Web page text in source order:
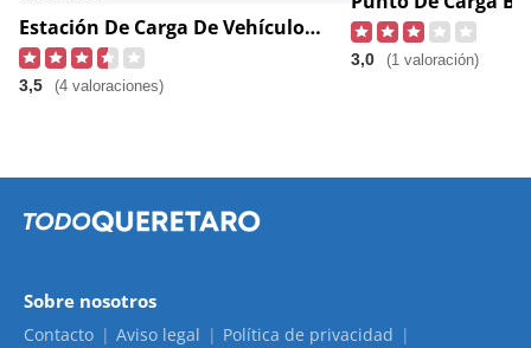
Estación De Carga De Vehículos Eléctricos
3,5 (4 valoraciones)
3,0 (1 valoración)
Sobre nosotros
Contacto Aviso legal
Política de privacidad